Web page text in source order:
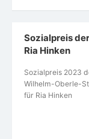
Sozialpreis
Ria Hinken
Sozialpreis 2023
Wilhelm-Oberle-
für Ria Hinken